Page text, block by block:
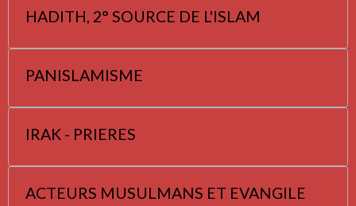
HADITH, 2° SOURCE DE L'ISLAM
PANISLAMISME
IRAK - PRIERES
ACTEURS MUSULMANS ET EVANGILE